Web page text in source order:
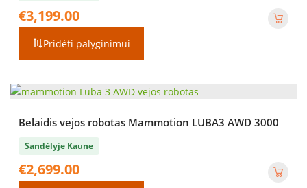
€3,199.00
Pridėti palyginimui
Belaidis vejos robotas Mammotion LUBA3 AWD 3000
Sandėlyje Kaune
€2,699.00